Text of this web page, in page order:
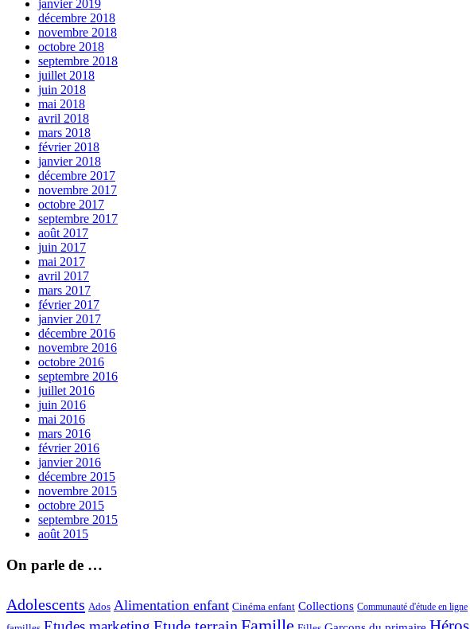
janvier 2019
décembre 2018
novembre 2018
octobre 2018
septembre 2018
juillet 2018
juin 2018
mai 2018
avril 2018
mars 2018
février 2018
janvier 2018
décembre 2017
novembre 2017
octobre 2017
septembre 2017
août 2017
juin 2017
mai 2017
avril 2017
mars 2017
février 2017
janvier 2017
décembre 2016
novembre 2016
octobre 2016
septembre 2016
juillet 2016
juin 2016
mai 2016
mars 2016
février 2016
janvier 2016
décembre 2015
novembre 2015
octobre 2015
septembre 2015
août 2015
On parle de …
Adolescents Ados Alimentation enfant Cinéma enfant Collections Communauté d'étude en ligne